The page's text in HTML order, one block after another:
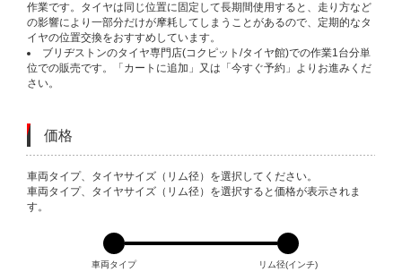
作業です。タイヤは同じ位置に固定して長期間使用すると、走り方など
の影響により一部分だけが摩耗してしまうことがあるので、定期的なタ
イヤの位置交換をおすすめしています。
ブリヂストンのタイヤ専門店(コクピット/タイヤ館)での作業1台分単
位での販売です。「カートに追加」又は「今すぐ予約」よりお進みくだ
さい。
価格
VARIATIONS
車両タイプ、タイヤサイズ（リム径）を選択してください。
車両タイプ、タイヤサイズ（リム径）を選択すると価格が表示されま
す。
車両タイプ リム径(インチ)